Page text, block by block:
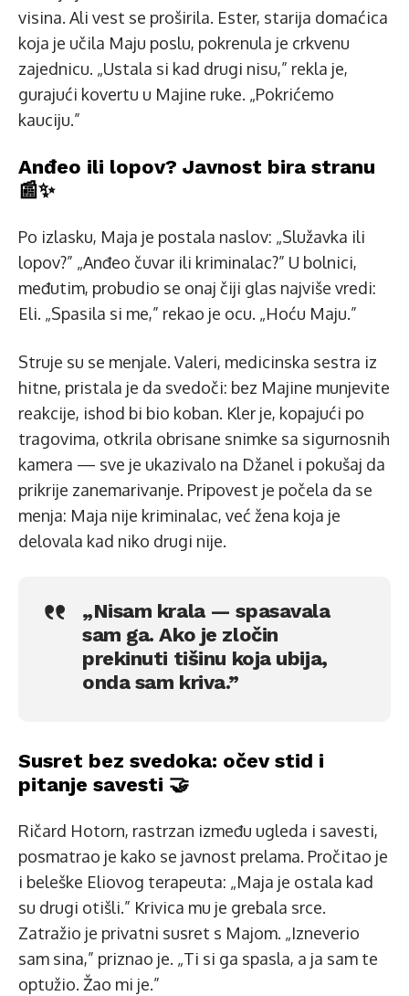
visina. Ali vest se proširila. Ester, starija domaćica
koja je učila Maju poslu, pokrenula je crkvenu
zajednicu. „Ustala si kad drugi nisu,” rekla je,
gurajući kovertu u Majine ruke. „Pokrićemo
kauciju.”
Anđeo ili lopov? Javnost bira stranu
📰✨
Po izlasku, Maja je postala naslov: „Služavka ili
lopov?” „Anđeo čuvar ili kriminalac?” U bolnici,
međutim, probudio se onaj čiji glas najviše vredi:
Eli. „Spasila si me,” rekao je ocu. „Hoću Maju.”
Struje su se menjale. Valeri, medicinska sestra iz
hitne, pristala je da svedoči: bez Majine munjevite
reakcije, ishod bi bio koban. Kler je, kopajući po
tragovima, otkrila obrisane snimke sa sigurnosnih
kamera — sve je ukazivalo na Džanel i pokušaj da
prikrije zanemarivanje. Pripovest je počela da se
menja: Maja nije kriminalac, već žena koja je
delovala kad niko drugi nije.
„Nisam krala — spasavala
sam ga. Ako je zločin
prekinuti tišinu koja ubija,
onda sam kriva.”
Susret bez svedoka: očev stid i
pitanje savesti 🤝
Ričard Hotorn, rastrzan između ugleda i savesti,
posmatrao je kako se javnost prelama. Pročitao je
i beleške Eliovog terapeuta: „Maja je ostala kad
su drugi otišli.” Krivica mu je grebala srce.
Zatražio je privatni susret s Majom. „Izneverio
sam sina,” priznao je. „Ti si ga spasla, a ja sam te
optužio. Žao mi je.”